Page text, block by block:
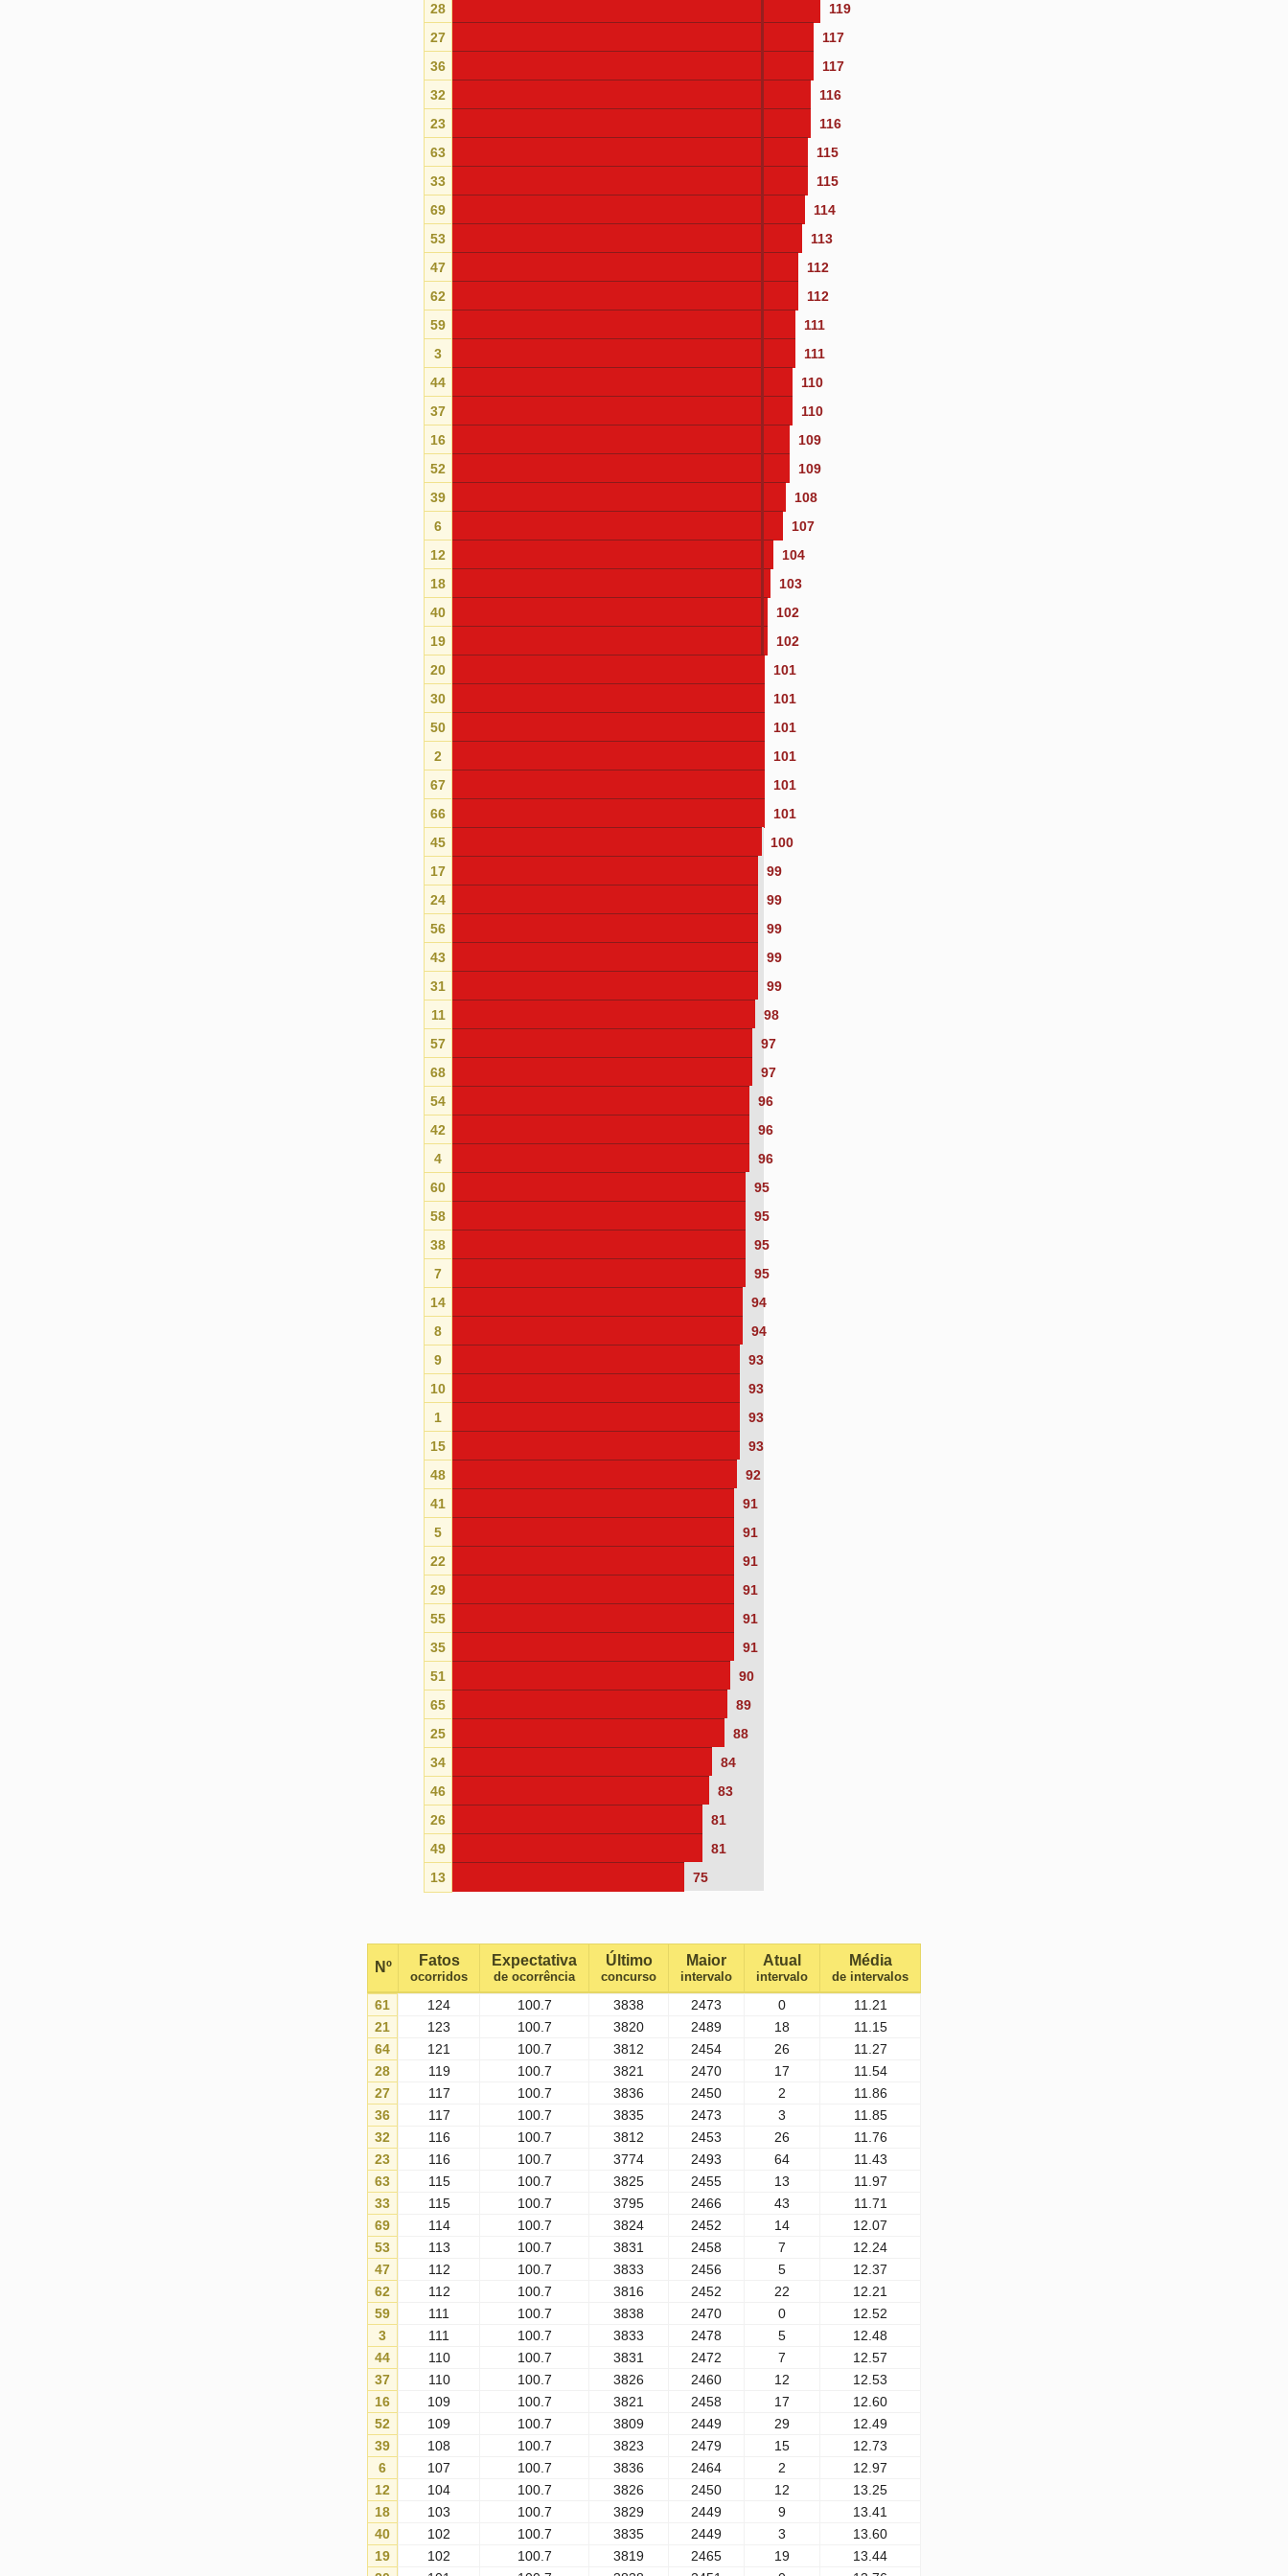
28
119
27
117
36
117
32
116
23
116
63
115
33
115
69
114
53
113
47
112
62
112
59
111
3
111
44
110
37
110
16
109
52
109
39
108
6
107
12
104
18
103
40
102
19
102
20
101
30
101
50
101
2
101
67
101
66
101
45
100
17
99
24
99
56
99
43
99
31
99
11
98
57
97
68
97
54
96
42
96
4
96
60
95
58
95
38
95
7
95
14
94
8
94
9
93
10
93
1
93
15
93
48
92
41
91
5
91
22
91
29
91
55
91
35
91
51
90
65
89
25
88
34
84
46
83
26
81
49
81
13
75
Nº Fatos
ocorridos
Expectativa
de ocorrência
Último
concurso
Maior
intervalo
Atual
intervalo
Média
de intervalos
61 124 100.7 3838 2473 0
11.21
21
123 100.7 3820 2489 18
11.15
64
121 100.7 3812 2454 26
11.27
28
119 100.7 3821 2470 17
11.54
27
117 100.7 3836 2450 2
11.86
36
117 100.7 3835 2473 3
11.85
32
116 100.7 3812 2453 26
11.76
23
116 100.7 3774 2493 64
11.43
63
115 100.7 3825 2455 13
11.97
33
115 100.7 3795 2466 43
11.71
69
114 100.7 3824 2452 14
12.07
53
113 100.7 3831 2458 7
12.24
47
112 100.7 3833 2456 5
12.37
62
112 100.7 3816 2452 22
12.21
59
111 100.7 3838 2470 0
12.52
3
111 100.7 3833 2478 5
12.48
44
110 100.7 3831 2472 7
12.57
37
110 100.7 3826 2460 12
12.53
16
109 100.7 3821 2458 17
12.60
52
109 100.7 3809 2449 29
12.49
39
108 100.7 3823 2479 15
12.73
6
107 100.7 3836 2464 2
12.97
12
104 100.7 3826 2450 12
13.25
18
103 100.7 3829 2449 9
13.41
40
102 100.7 3835 2449 3
13.60
19
102 100.7 3819 2465 19
13.44